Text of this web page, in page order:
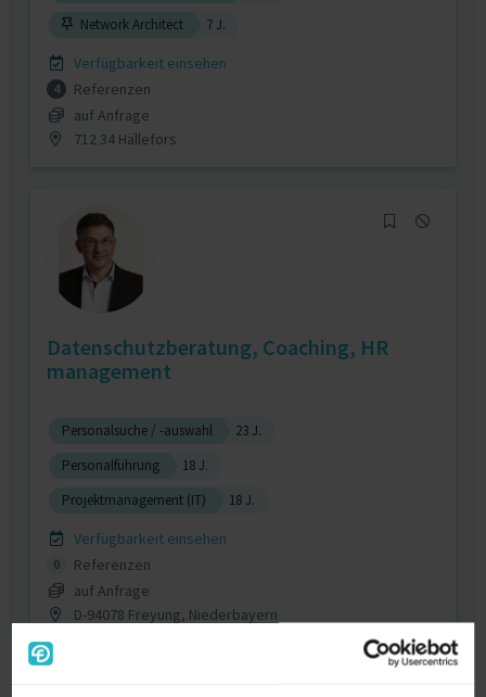
Network Architect
7 J.
Verfügbarkeit einsehen
4
Referenzen
auf Anfrage
712 34 Hällefors
Datenschutzberatung, Coaching, HR
management
Personalsuche / -auswahl
23 J.
Personalführung
18 J.
Projektmanagement (IT)
18 J.
Verfügbarkeit einsehen
0
Referenzen
auf Anfrage
D-94078 Freyung, Niederbayern